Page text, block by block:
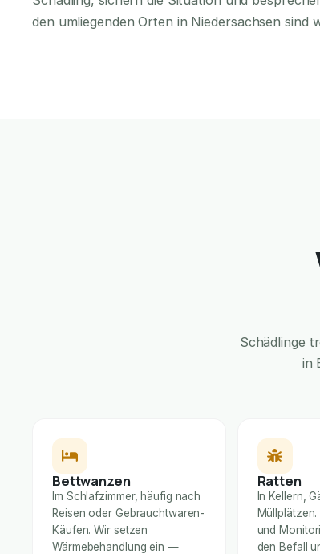
den umliegenden Orten in Niedersachsen sind
Schädlinge
in
Bettwanzen
Im Schlafzimmer, häufig nach
Reisen oder Gebrauchtwaren-
Käufen. Wir setzen
Wärmebehandlung ein —
Ratten
In Kellern,
und
den Befall